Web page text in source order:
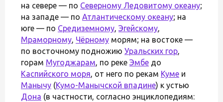
на севере — по Северному Ледовитому океану;
на западе — по Атлантическому океану; на
юге — по Средиземному, Эгейскому,
Мраморному, Чёрному морям; на востоке —
по восточному подножию Уральских гор,
горам Мугоджарам, по реке Эмбе до
Каспийского моря, от него по рекам Куме и
Манычу (Кумо-Манычской впадине) к устью
Дона (в частности, согласно энциклопедиям: